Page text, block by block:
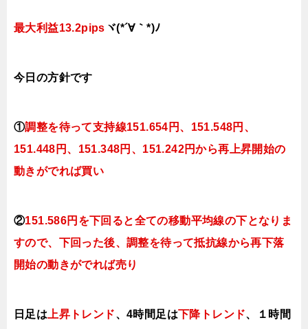
最大利益13.2pips ヾ(*´∀｀*)ﾉ
今日 の方針です
①調整を待って支持線151.654円、151.548円、
151.448円、151.348円、151.242円から再上昇開始の
動きがでれば買い
②151.586円を下回ると全ての移動平均線の下となりま
すので、下回った後、調整を待って抵抗線から再下落
開始の動きがでれば売り
日足は 上昇トレンド、4時間足は下降トレンド、１時間